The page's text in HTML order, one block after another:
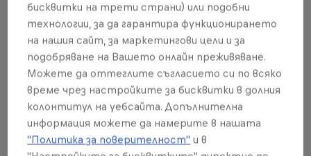
Още от това?
Skateboarding
Welcome to the Red Bull Skateboarding hub, your
бисквитки на трети страни) или подобни
технологии, за да гарантира функционирането
на нашия сайт, за маркетингови цели и за
подобряване на Вашето онлайн преживяване.
Можете да оттеглите съгласието си по всяко
време чрез настройките за бисквитки в долния
колонтитул на уебсайта. Допълнителна
информация можете да намерите в нашата
"Политика за поверителност" и в